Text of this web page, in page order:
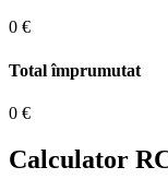
0 €
Total împrumutat
0 €
Calculator